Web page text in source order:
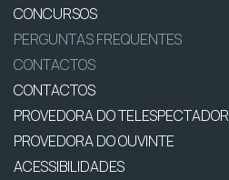
CONCURSOS
PERGUNTAS FREQUENTES
CONTACTOS
CONTACTOS
PROVEDORA DO TELESPECTADOR
PROVEDORA DO OUVINTE
ACESSIBILIDADES